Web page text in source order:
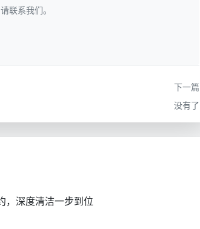
边缘
才会暴露的问题，这种“把话说到前头”的做
联系我们。
下一篇
没有了
，深度清洁一步到位